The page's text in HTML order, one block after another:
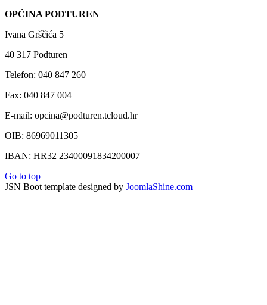
OPĆINA PODTUREN
Ivana Grščića 5
40 317 Podturen
Telefon: 040 847 260
Fax: 040 847 004
E-mail: opcina@podturen.tcloud.hr
OIB: 86969011305
IBAN: HR32 23400091834200007
Go to top
JSN Boot template designed by JoomlaShine.com